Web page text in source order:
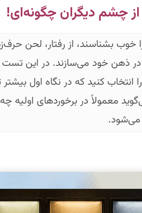
از چشم دیگران چگونه‌ای!
خوب بشناسند، از رفتار، لحن
ذهن خود می‌سازند. در این
کنید که در نگاه اول
معمولاً در برخوردهای اولیه
می‌شود.